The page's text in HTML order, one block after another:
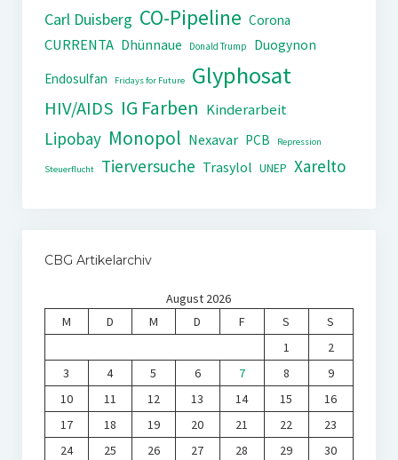
Carl Duisberg CO-Pipeline Corona
CURRENTA Dhünnaue Donald Trump
Duogynon
Endosulfan
Fridays for Future Glyphosat
HIV/AIDS IG Farben Kinderarbeit
Lipobay Monopol Nexavar PCB Repression
Steuerflucht Tierversuche Trasylol UNEP Xarelto
CBG Artikelarchiv
August 2026
M
D M D F S
S
1
2
3
4 5 6 7 8
9
10
11 12 13 14 15
16
17
18 19 20 21 22
23
24
25 26 27 28 29
30